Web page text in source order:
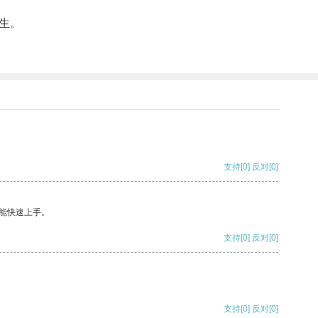
。
支持[0] 反对[0]
快速上手。
支持[0] 反对[0]
支持[0] 反对[0]